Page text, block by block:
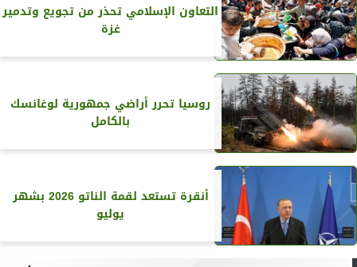
التعاون الإسلامي تحذر من تجويع وتدمير
غزة
روسيا تحرر أراضي جمهورية لوغانسك
بالكامل
أنقرة تستعد لقمة الناتو 2026 بشهر
يوليو